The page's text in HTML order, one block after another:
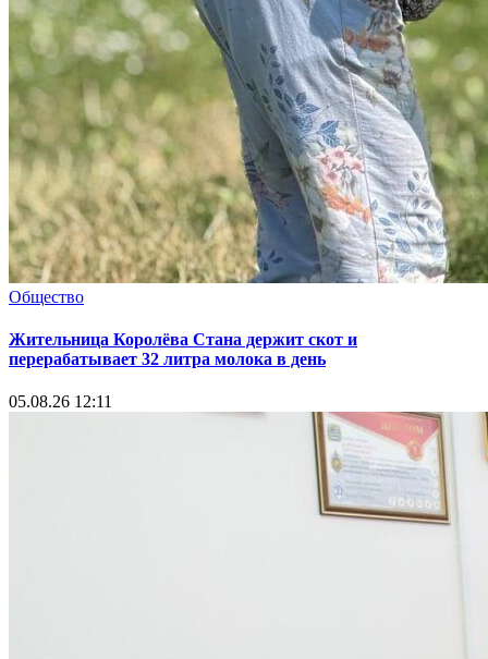
Общество
Жительница Королёва Стана держит скот и
перерабатывает 32 литра молока в день
05.08.26 12:11